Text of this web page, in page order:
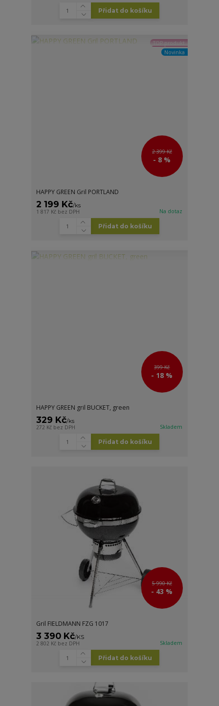
Přidat do košíku
TOP produkt
Novinka
2 399 Kč
- 8 %
HAPPY GREEN Gril PORTLAND
2 199 Kč/ks
1 817 Kč bez DPH Na dotaz
Přidat do košíku
399 Kč
- 18 %
HAPPY GREEN gril BUCKET, green
329 Kč/ks
272 Kč bez DPH Skladem
Přidat do košíku
5 990 Kč
- 43 %
Gril FIELDMANN FZG 1017
3 390 Kč/KS
2 802 Kč bez DPH Skladem
Přidat do košíku